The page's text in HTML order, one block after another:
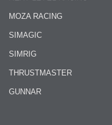
MOZA RACING
SIMAGIC
SIMRIG
THRUSTMASTER
GUNNAR